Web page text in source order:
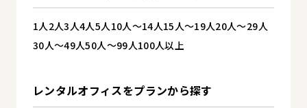
1人 2人3人4人5人 10人～14人15人～19人20人～29人
30人～49人50人～99人100人以上
レンタルオフィスをプランから探す